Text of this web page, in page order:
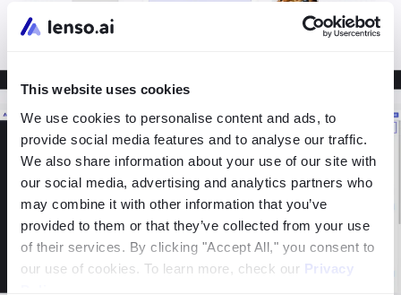
This website uses cookies
We use cookies to personalise content and ads, to
provide social media features and to analyse our traffic.
We also share information about your use of our site with
our social media, advertising and analytics partners who
may combine it with other information that you’ve
provided to them or that they’ve collected from your use
of their services. By clicking "Accept All," you consent to
our use of cookies. To learn more, check our Privacy